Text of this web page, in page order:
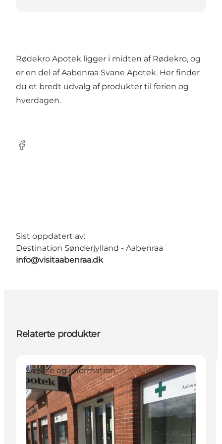
Rødekro Apotek ligger i midten af Rødekro, og
er en del af Aabenraa Svane Apotek. Her finder
du et bredt udvalg af produkter til ferien og
hverdagen.
Facebook
Sist oppdatert av:
Destination Sønderjylland - Aabenraa
info@visitaabenraa.dk
Relaterte produkter
Service og information